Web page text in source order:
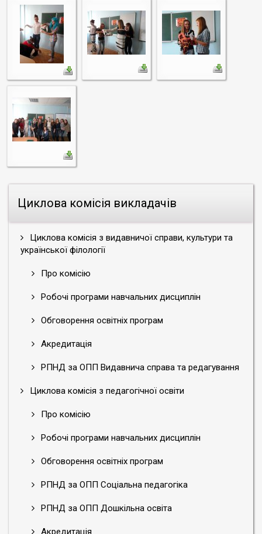
Циклова комісія викладачів
Циклова комісія з видавничої справи, культури та
української філології
Про комісію
Робочі програми навчальних дисциплін
Обговорення освітніх програм
Акредитація
РПНД за ОПП Видавнича справа та редагування
Циклова комісія з педагогічної освіти
Про комісію
Робочі програми навчальних дисциплін
Обговорення освітніх програм
РПНД за ОПП Соціальна педагогіка
РПНД за ОПП Дошкільна освіта
Акредитація